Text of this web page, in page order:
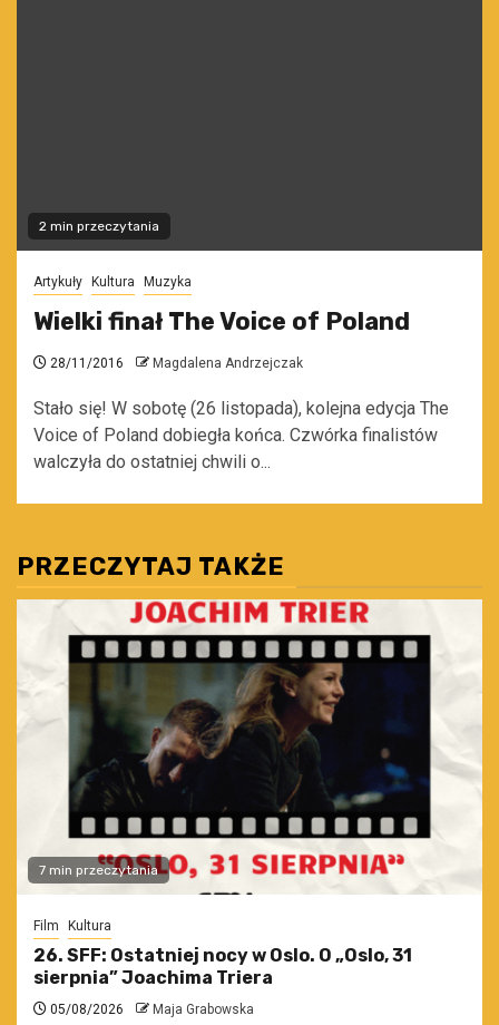
2 min przeczytania
Artykuły Kultura Muzyka
Wielki finał The Voice of Poland
28/11/2016 Magdalena Andrzejczak
Stało się! W sobotę (26 listopada), kolejna edycja The
Voice of Poland dobiegła końca. Czwórka finalistów
walczyła do ostatniej chwili o...
PRZECZYTAJ TAKŻE
7 min przeczytania
Film Kultura
26. SFF: Ostatniej nocy w Oslo. O „Oslo, 31
sierpnia” Joachima Triera
05/08/2026 Maja Grabowska